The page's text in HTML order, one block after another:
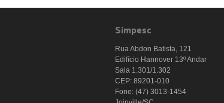
Simpesc
Rua Abdon Batista, 121
Edifício Hannover 13º Andar
Sala 1.301/1.302
CEP: 89201-010
Fone: (47) 3013-1454